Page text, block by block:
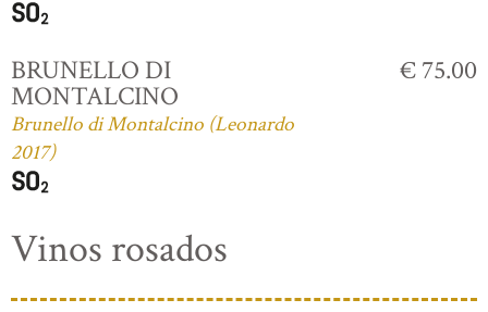
BRUNELLO DI
MONTALCINO
Brunello di Montalcino (Leonardo
2017)
€ 75.00
Vinos rosados